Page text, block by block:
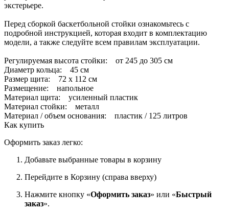
экстерьере.
Перед сборкой баскетбольной стойки ознакомьтесь с
подробной инструкцией, которая входит в комплектацию
модели, а также следуйте всем правилам эксплуатации.
Регулируемая высота стойки: от 245 до 305 см
Диаметр кольца: 45 см
Размер щита: 72 х 112 см
Размещение: напольное
Материал щита: усиленный пластик
Материал стойки: металл
Материал / объем основания: пластик / 125 литров
Как купить
Оформить заказ легко:
Добавьте выбранные товары в корзину
Перейдите в Корзину (справа вверху)
Нажмите кнопку «Оформить заказ» или «Быстрый
заказ».